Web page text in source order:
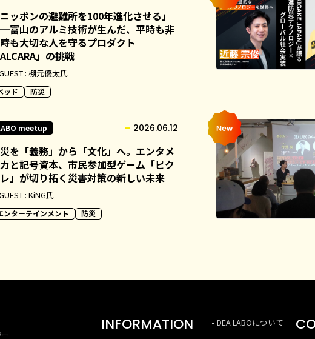
ニッポンの避難所を100年進化させる」
山のアルミ技術が生んだ、平時も非
も大切な人を守るプロダクト
ALCARA」の挑戦
: 棚元優太氏
ッド 防災
meetup 2026.06.12
を「義務」から「文化」へ。エンタメ
と記号資本、市民参加型ゲーム「ピク
」が切り拓く災害対策の新しい未来
: KiNG氏
ンターテインメント 防災
INFORMATION DEA LABOについて